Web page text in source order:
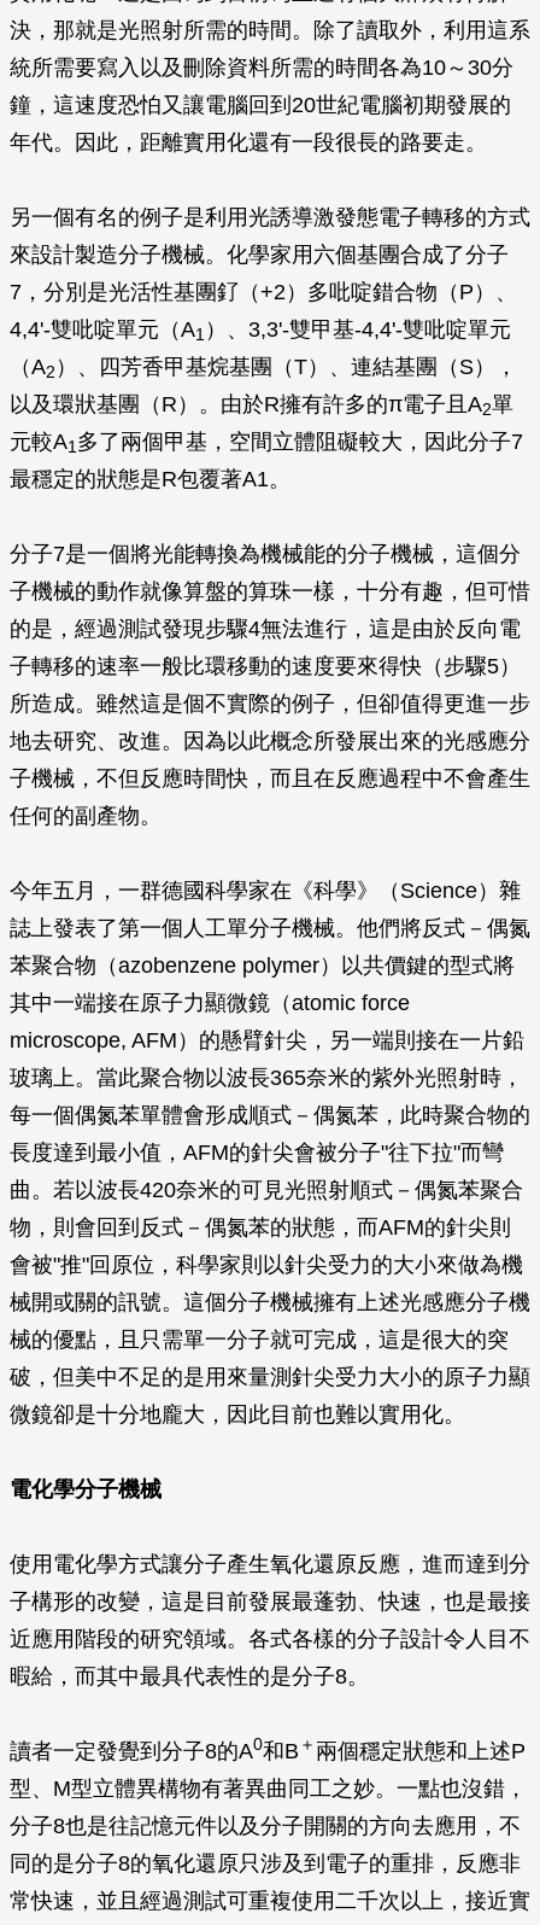
決，那就是光照射所需的時間。除了讀取外，利用這系
統所需要寫入以及刪除資料所需的時間各為10～30分
鐘，這速度恐怕又讓電腦回到20世紀電腦初期發展的
年代。因此，距離實用化還有一段很長的路要走。
另一個有名的例子是利用光誘導激發態電子轉移的方式
來設計製造分子機械。化學家用六個基團合成了分子
7，分別是光活性基團釕（+2）多吡啶錯合物（P）、
4,4'-雙吡啶單元（A1 ）、3,3'-雙甲基-4,4'-雙吡啶單元
（A2 ）、四芳香甲基烷基團（T）、連結基團（S），
以及環狀基團（R）。由於R擁有許多的π電子且A2單
元較A1多了兩個甲基，空間立體阻礙較大，因此分子7
最穩定的狀態是R包覆著A1。
分子7是一個將光能轉換為機械能的分子機械，這個分
子機械的動作就像算盤的算珠一樣，十分有趣，但可惜
的是，經過測試發現步驟4無法進行，這是由於反向電
子轉移的速率一般比環移動的速度要來得快（步驟5）
所造成。雖然這是個不實際的例子，但卻值得更進一步
地去研究、改進。因為以此概念所發展出來的光感應分
子機械，不但反應時間快，而且在反應過程中不會產生
任何的副產物。
今年五月，一群德國科學家在《科學》（ Science）雜
誌上發表了第一個人工單分子機械。他們將反式－偶氮
苯聚合物（azobenzene polymer）以共價鍵的型式將
其中一端接在原子力顯微鏡（atomic force
microscope, AFM）的懸臂針尖，另一端則接在一片鉛
玻璃上。當此聚合物以波長365奈米的紫外光照射時，
每一個偶氮苯單體會形成順式－偶氮苯，此時聚合物的
長度達到最小值，AFM的針尖會被分子"往下拉"而彎
曲。若以波長420奈米的可見光照射順式－偶氮苯聚合
物，則會回到反式－偶氮苯的狀態，而AFM的針尖則
會被"推"回原位，科學家則以針尖受力的大小來做為機
械開或關的訊號。這個分子機械擁有上述光感應分子機
械的優點，且只需單一分子就可完成，這是很大的突
破，但美中不足的是用來量測針尖受力大小的原子力顯
微鏡卻是十分地龐大，因此目前也難以實用化。
電化學分子機械
使用電化學方式讓分子產生氧化還原反應，進而達到分
子構形的改變，這是目前發展最蓬勃、快速，也是最接
近應用階段的研究領域。各式各樣的分子設計令人目不
暇給，而其中最具代表性的是分子8。
讀者一定發覺到分子8的A0和B ＋ 兩個穩定狀態和上述P
型、M型立體異構物有著異曲同工之妙。一點也沒錯，
分子8也是往記憶元件以及分子開關的方向去應用，不
同的是分子8的氧化還原只涉及到電子的重排，反應非
常快速，並且經過測試可重複使用二千次以上，接近實